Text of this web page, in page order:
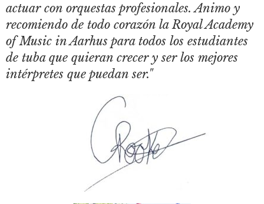
actuar con orquestas profesionales. Animo y
recomiendo de todo corazón la Royal Academy
of Music in Aarhus para todos los estudiantes
de tuba que quieran crecer y ser los mejores
intérpretes que puedan ser."